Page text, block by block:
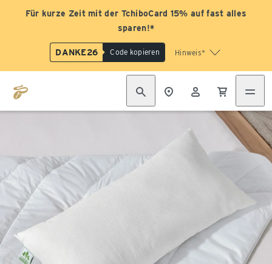
Für kurze Zeit mit der TchiboCard 15% auf fast alles
sparen!*
DANKE26 Code kopieren Hinweis*